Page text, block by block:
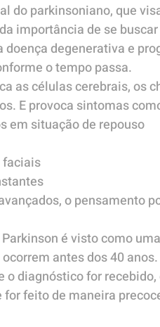
do parkinsoniano, que
importância de se
doença degenerativa e
o tempo passa.
as células cerebrais, os
E provoca sintomas
em situação de repouso
faciais
o pensamento
é visto como
antes dos 40 anos.
o diagnóstico for
for feito de maneira